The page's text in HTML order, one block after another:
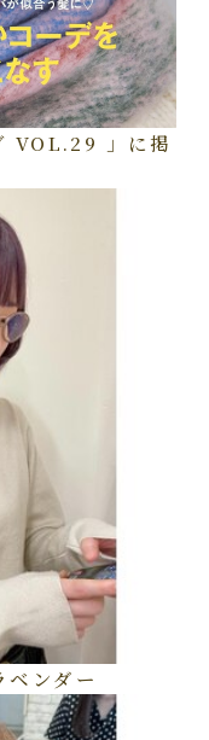
VOL.29 」に掲
ベンダー